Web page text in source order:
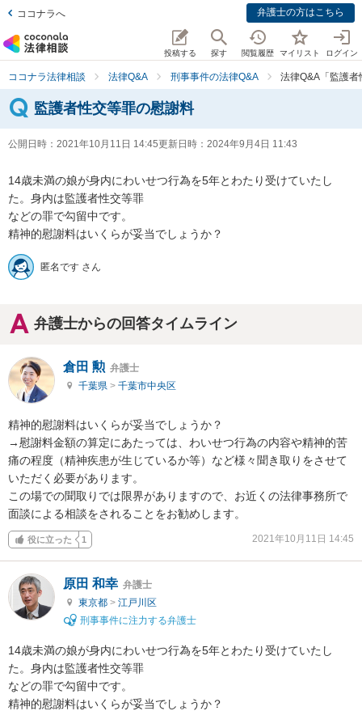
ココナラへ 弁護士の方はこちら
投稿する 探す 閲覧履歴 マイリスト ログイン
ココナラ法律相談 法律Q&A 刑事事件の法律Q&A 法律Q&A「監護
監護者性交等罪の慰謝料
公開日時： 2021年10月11日 14:45更新日時： 2024年9月4日 11:43
14歳未満の娘が身内にわいせつ行為を5年とわたり受けていたし
た。身内は監護者性交等罪
などの罪で勾留中です。
精神的慰謝料はいくらが妥当でしょうか？
匿名です さん
弁護士からの回答タイムライン
倉田 勲 弁護士
千葉県 > 千葉市中央区
精神的慰謝料はいくらが妥当でしょうか？
→慰謝料金額の算定にあたっては、わいせつ行為の内容や精神的苦
痛の程度（精神疾患が生じているか等）など様々聞き取りをさせて
いただく必要があります。
この場での聞取りでは限界がありますので、お近くの法律事務所で
面談による相談をされることをお勧めします。
役に立った 1 2021年10月11日 14:45
原田 和幸 弁護士
東京都 > 江戸川区
刑事事件に注力する弁護士
14歳未満の娘が身内にわいせつ行為を5年とわたり受けていたし
た。身内は監護者性交等罪
などの罪で勾留中です。
精神的慰謝料はいくらが妥当でしょうか？